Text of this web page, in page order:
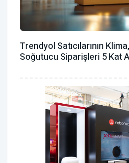
Trendyol Satıcılarının
Soğutucu Siparişleri 5 Kat